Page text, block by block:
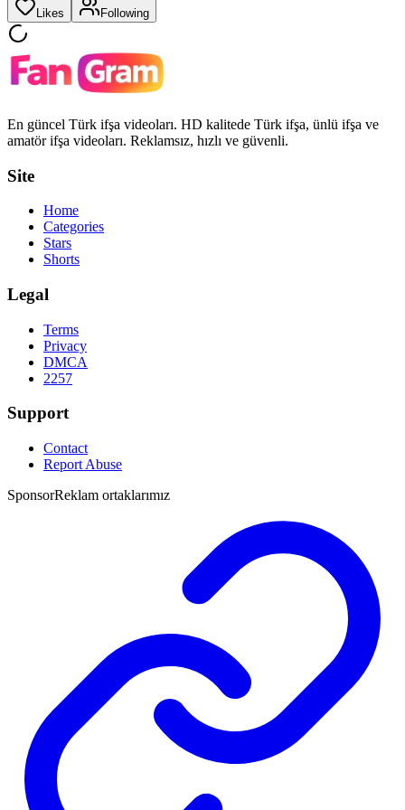
Likes Following
En güncel Türk ifşa videoları. HD kalitede Türk ifşa, ünlü ifşa ve
amatör ifşa videoları. Reklamsız, hızlı ve güvenli.
Site
Home
Categories
Stars
Shorts
Legal
Terms
Privacy
DMCA
2257
Support
Contact
Report Abuse
SponsorReklam ortaklarımız